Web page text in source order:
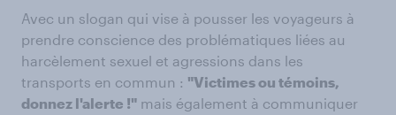
Avec un slogan qui vise à pousser les voyageurs à
prendre conscience des problématiques liées au
harcèlement sexuel et agressions dans les
transports en commun : "Victimes ou témoins,
donnez l'alerte !" mais également à communiquer